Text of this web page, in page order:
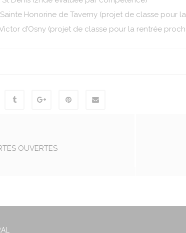
Honorine de Taverny (projet de classe pour
d’Osny (projet de classe pour la rentrée
OUVERTES